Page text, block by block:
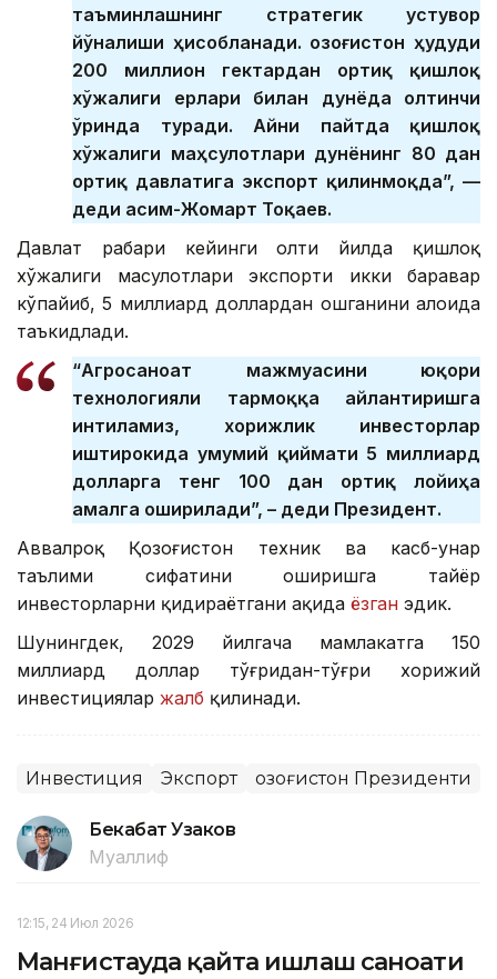
таъминлашнинг стратегик устувор
йўналиши ҳисобланади. Қозоғистон ҳудуди
200 миллион гектардан ортиқ қишлоқ
хўжалиги ерлари билан дунёда олтинчи
ўринда туради. Айни пайтда қишлоқ
хўжалиги маҳсулотлари дунёнинг 80 дан
ортиқ давлатига экспорт қилинмоқда”, —
деди Қасим-Жомарт Тоқаев.
Давлат раҳбари кейинги олти йилда қишлоқ
хўжалиги маҳсулотлари экспорти икки баравар
кўпайиб, 5 миллиард доллардан ошганини алоҳида
таъкидлади.
“Агросаноат мажмуасини юқори
технологияли тармоққа айлантиришга
интиламиз, хорижлик инвесторлар
иштирокида умумий қиймати 5 миллиард
долларга тенг 100 дан ортиқ лойиҳа
амалга оширилади”, – деди Президент.
Аввалроқ Қозоғистон техник ва касб-ҳунар
таълими сифатини оширишга тайёр
инвесторларни қидираётгани ҳақида ёзган эдик.
Шунингдек, 2029 йилгача мамлакатга 150
миллиард доллар тўғридан-тўғри хорижий
инвестициялар жалб қилинади.
Инвестиция Экспорт Қозоғистон Президенти
Бекабат Узаков
Муаллиф
12:15, 24 Июл 2026
Манғистауда қайта ишлаш саноати